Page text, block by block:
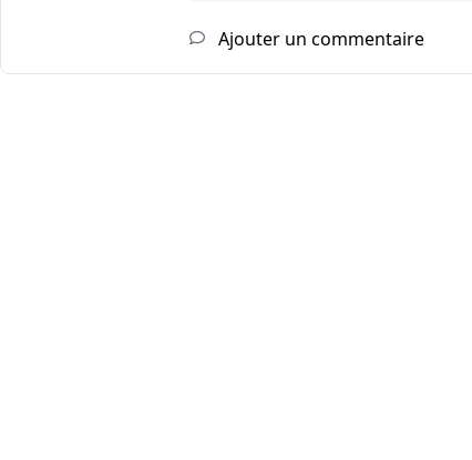
Ajouter un commentaire